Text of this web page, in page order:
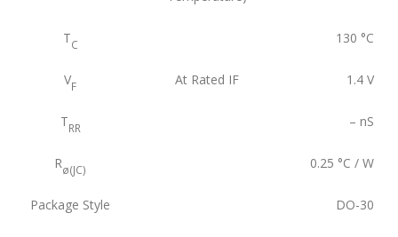
TC 130 °C
VF At Rated IF 1.4 V
TRR – nS
Rø(JC) 0.25 °C / W
Package Style DO-30